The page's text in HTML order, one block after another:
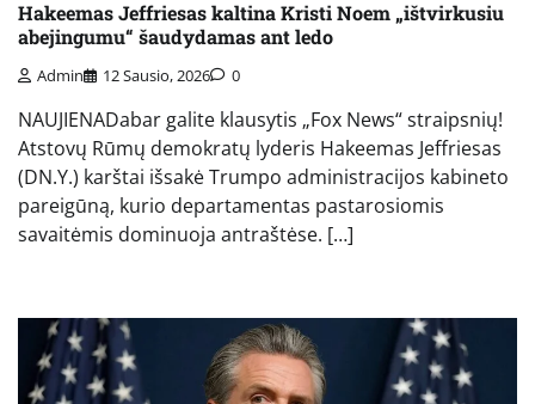
Hakeemas Jeffriesas kaltina Kristi Noem „ištvirkusiu
abejingumu“ šaudydamas ant ledo
Admin 12 Sausio, 2026 0
NAUJIENADabar galite klausytis „Fox News“ straipsnių!
Atstovų Rūmų demokratų lyderis Hakeemas Jeffriesas
(DN.Y.) karštai išsakė Trumpo administracijos kabineto
pareigūną, kurio departamentas pastarosiomis
savaitėmis dominuoja antraštėse. […]